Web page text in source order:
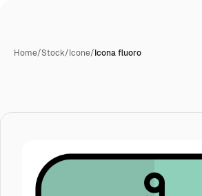
Home/Stock/Icone/Icona fluoro